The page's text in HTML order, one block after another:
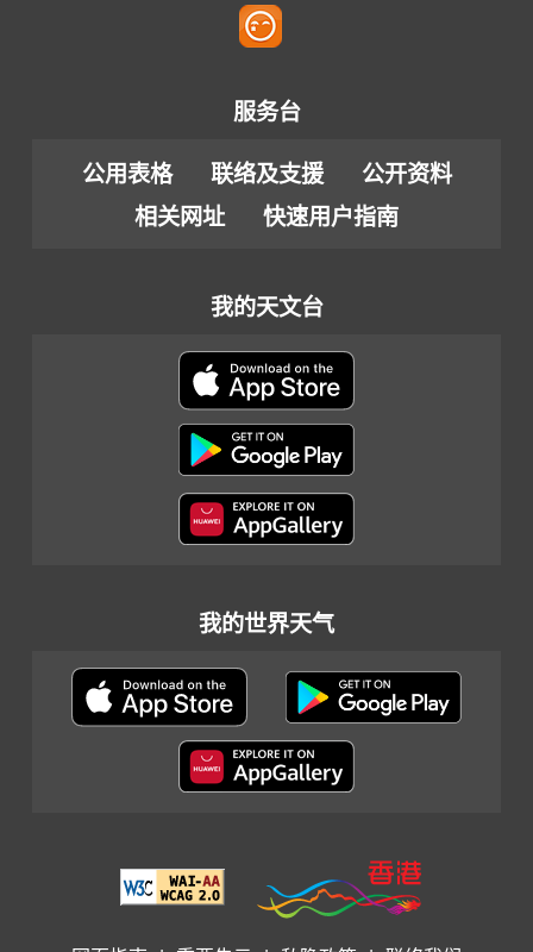
服务台
公用表格 联络及支援
公开资料
相关网址
快速用户指南
我的天文台
我的世界天气